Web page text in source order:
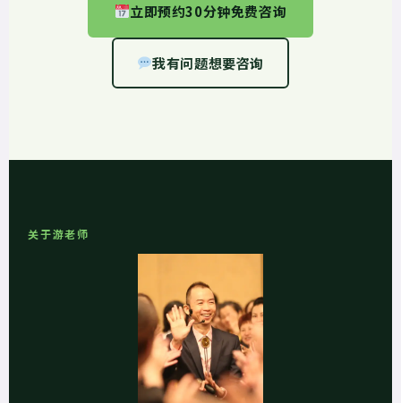
立即预约30分钟免费咨询
我有问题想要咨询
关于游老师